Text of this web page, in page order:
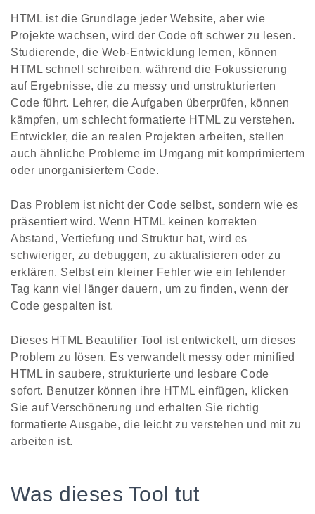
HTML ist die Grundlage jeder Website, aber wie
Projekte wachsen, wird der Code oft schwer zu lesen.
Studierende, die Web-Entwicklung lernen, können
HTML schnell schreiben, während die Fokussierung
auf Ergebnisse, die zu messy und unstrukturierten
Code führt. Lehrer, die Aufgaben überprüfen, können
kämpfen, um schlecht formatierte HTML zu verstehen.
Entwickler, die an realen Projekten arbeiten, stellen
auch ähnliche Probleme im Umgang mit komprimiertem
oder unorganisiertem Code.
Das Problem ist nicht der Code selbst, sondern wie es
präsentiert wird. Wenn HTML keinen korrekten
Abstand, Vertiefung und Struktur hat, wird es
schwieriger, zu debuggen, zu aktualisieren oder zu
erklären. Selbst ein kleiner Fehler wie ein fehlender
Tag kann viel länger dauern, um zu finden, wenn der
Code gespalten ist.
Dieses HTML Beautifier Tool ist entwickelt, um dieses
Problem zu lösen. Es verwandelt messy oder minified
HTML in saubere, strukturierte und lesbare Code
sofort. Benutzer können ihre HTML einfügen, klicken
Sie auf Verschönerung und erhalten Sie richtig
formatierte Ausgabe, die leicht zu verstehen und mit zu
arbeiten ist.
Was dieses Tool tut